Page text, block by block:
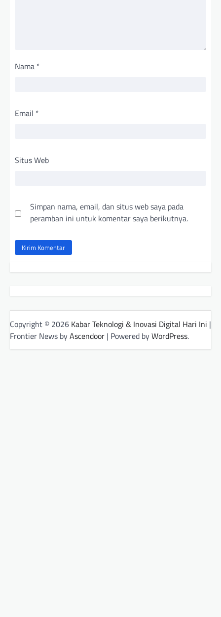
Nama *
Email *
Situs Web
Simpan nama, email, dan situs web saya pada
peramban ini untuk komentar saya berikutnya.
Copyright © 2026 Kabar Teknologi & Inovasi Digital Hari Ini |
Frontier News byAscendoor | Powered byWordPress.